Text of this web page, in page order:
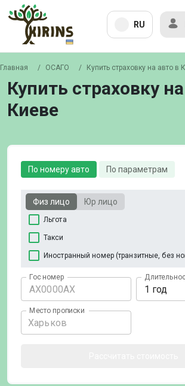
RU
Главная / ОСАГО / Купить страховку на авто в
Купить страховку
Киеве
По номеру авто По параметрам
Физ лицо Юр лицо
Льгота
Такси
Иностранный номер (транзитные, без
Гос номер
1 год
Место прописки